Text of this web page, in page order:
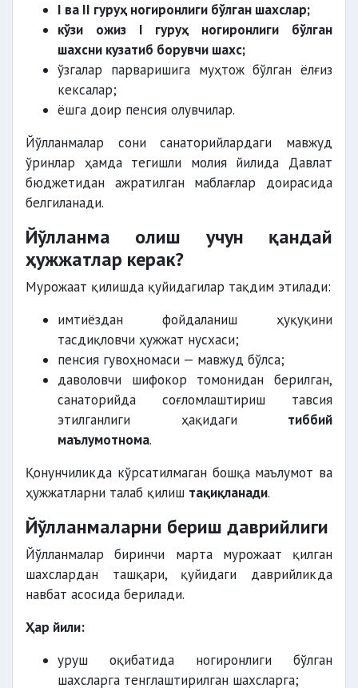
I ва II гуруҳ ногиронлиги бўлган шахслар;
кўзи ожиз I гуруҳ ногиронлиги бўлган
шахсни кузатиб борувчи шахс;
ўзгалар парваришига муҳтож бўлган ёлғиз
кексалар;
ёшга доир пенсия олувчилар.
Йўлланмалар сони санаторийлардаги мавжуд
ўринлар ҳамда тегишли молия йилида Давлат
бюджетидан ажратилган маблағлар доирасида
белгиланади.
Йўлланма олиш учун қандай
ҳужжатлар керак?
Мурожаат қилишда қуйидагилар тақдим этилади:
имтиёздан фойдаланиш ҳуқуқини
тасдиқловчи ҳужжат нусхаси;
пенсия гувоҳномаси — мавжуд бўлса;
даволовчи шифокор томонидан берилган,
санаторийда соғломлаштириш тавсия
этилганлиги ҳақидаги тиббий
маълумотнома.
Қонунчиликда кўрсатилмаган бошқа маълумот ва
ҳужжатларни талаб қилиш тақиқланади.
Йўлланмаларни бериш даврийлиги
Йўлланмалар биринчи марта мурожаат қилган
шахслардан ташқари, қуйидаги даврийликда
навбат асосида берилади.
Ҳар йили:
уруш оқибатида ногиронлиги бўлган
шахсларга тенглаштирилган шахсларга;